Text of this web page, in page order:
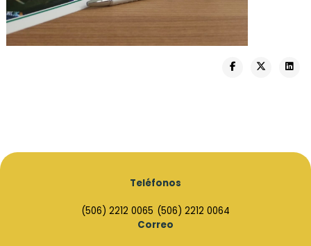
Teléfonos
(506) 2212 0065 (506) 2212 0064
Correo